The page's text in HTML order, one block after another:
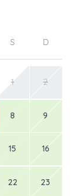
S D
1 2
8 9
15 16
22 23